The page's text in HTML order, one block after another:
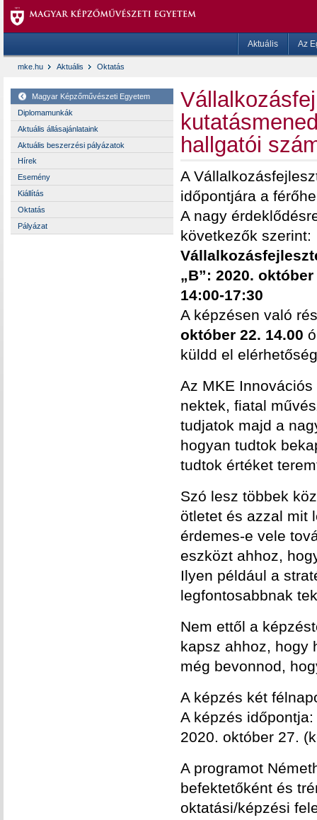
Aktuális Az
mke.hu Aktuális Oktatás
Magyar Képzőművészeti Egyetem
Diplomamunkák
Aktuális állásajánlataink
Aktuális beszerzési pályázatok
Hírek
Esemény
Kiállítás
Oktatás
Pályázat
hallgatói
A
időpontjára a
A nagy
következők szerint:
„B”: 2020.
14:00-17:30
A képzésen való
október 22. 14.00
küldd el
Az MKE
nektek, fiatal
tudjatok majd a
hogyan tudtok
tudtok értéket
Szó lesz többek
ötletet és azzal mit
érdemes-e vele
eszközt ahhoz,
Ilyen például a
legfontosabbnak
Nem ettől a
kapsz ahhoz, hogy
még bevonnod,
A képzés két
A képzés időpontja:
2020. október 27.
A programot
befektetőként és
oktatási/képzési